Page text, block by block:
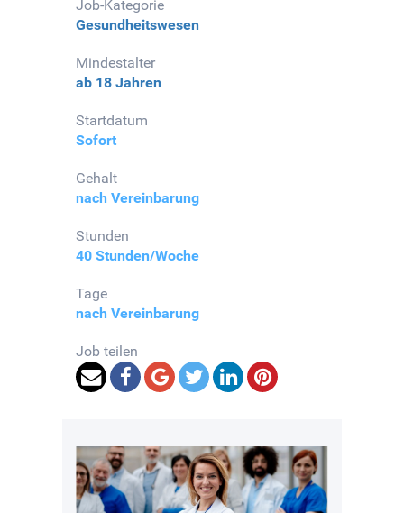
Job-Kategorie
Gesundheitswesen
Mindestalter
ab 18 Jahren
Startdatum
Sofort
Gehalt
nach Vereinbarung
Stunden
40 Stunden/Woche
Tage
nach Vereinbarung
Job teilen